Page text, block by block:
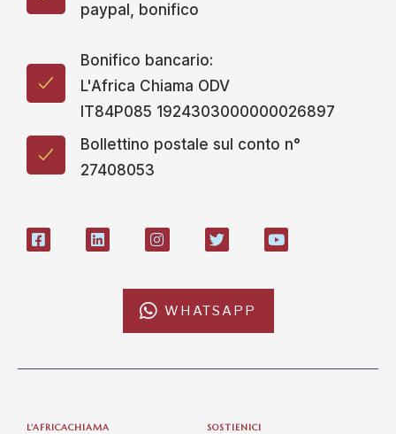
paypal, bonifico
Bonifico bancario:
L'Africa Chiama ODV
IT84P085 1924303000000026897
Bollettino postale sul conto n°
27408053
WHATSAPP
L'AFRICACHIAMA SOSTIENICI